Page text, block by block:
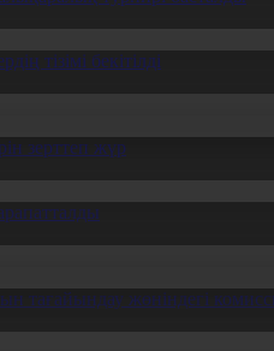
тізімі бекітілді
зерттеп жүр
тағайындау жөніндегі